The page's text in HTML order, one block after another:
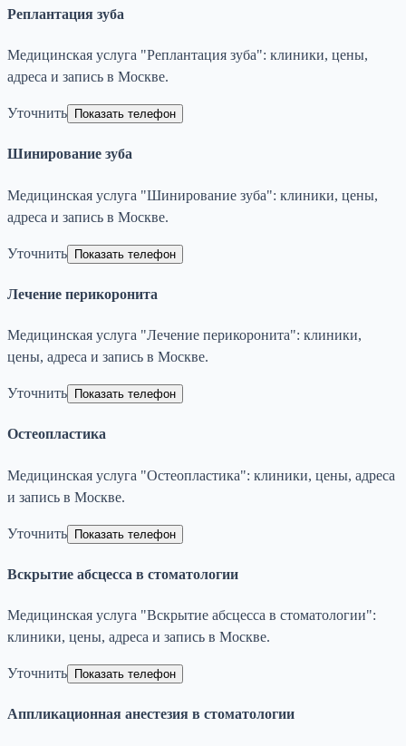
Реплантация зуба
Медицинская услуга "Реплантация зуба": клиники, цены,
адреса и запись в Москве.
Уточнить Показать телефон
Шинирование зуба
Медицинская услуга "Шинирование зуба": клиники, цены,
адреса и запись в Москве.
Уточнить Показать телефон
Лечение перикоронита
Медицинская услуга "Лечение перикоронита": клиники,
цены, адреса и запись в Москве.
Уточнить Показать телефон
Остеопластика
Медицинская услуга "Остеопластика": клиники, цены, адреса
и запись в Москве.
Уточнить Показать телефон
Вскрытие абсцесса в стоматологии
Медицинская услуга "Вскрытие абсцесса в стоматологии":
клиники, цены, адреса и запись в Москве.
Уточнить Показать телефон
Аппликационная анестезия в стоматологии